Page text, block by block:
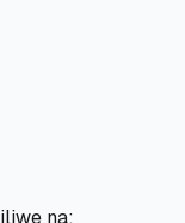
na: